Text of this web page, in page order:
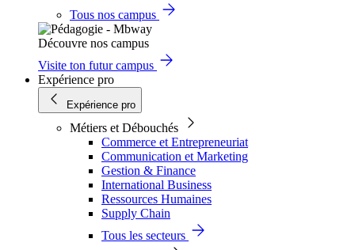
Tous nos campus
Découvre nos campus
Visite ton futur campus
Expérience pro
Expérience pro
Métiers et Débouchés
Commerce et Entrepreneuriat
Communication et Marketing
Gestion & Finance
International Business
Ressources Humaines
Supply Chain
Tous les secteurs